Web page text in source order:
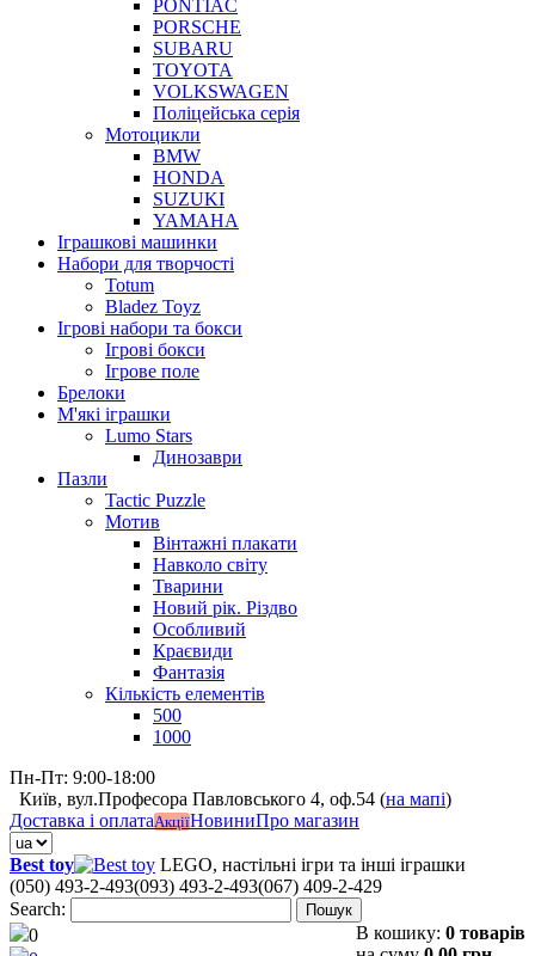
PONTIAC
PORSCHE
SUBARU
TOYOTA
VOLKSWAGEN
Поліцейська серія
Мотоцикли
BMW
HONDA
SUZUKI
YAMAHA
Іграшкові машинки
Набори для творчості
Totum
Bladez Toyz
Ігрові набори та бокси
Ігрові бокси
Ігрове поле
Брелоки
М'які іграшки
Lumo Stars
Динозаври
Пазли
Tactic Puzzle
Мотив
Вінтажні плакати
Навколо світу
Тварини
Новий рік. Різдво
Особливий
Краєвиди
Фантазія
Кількість елементів
500
1000
Пн-Пт: 9:00-18:00
Київ, вул.Професора Павловського 4, оф.54 (на мапі)
Доставка і оплатаАкціїНовиниПро магазин
Best toy
LEGO, настільні ігри та інші іграшки
(050) 493-2-493(093) 493-2-493(067) 409-2-429
Search:
Пошук
0 В кошику: 0 товарів